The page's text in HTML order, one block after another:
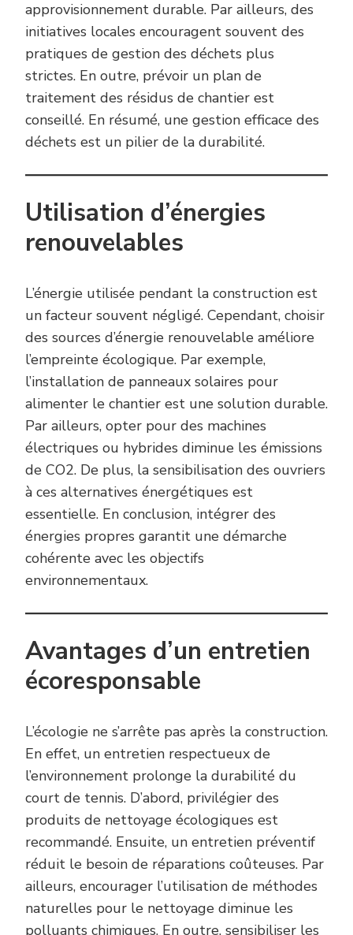
approvisionnement durable. Par ailleurs, des
initiatives locales encouragent souvent des
pratiques de gestion des déchets plus
strictes. En outre, prévoir un plan de
traitement des résidus de chantier est
conseillé. En résumé, une gestion efficace des
déchets est un pilier de la durabilité.
Utilisation d’énergies
renouvelables
L’énergie utilisée pendant la construction est
un facteur souvent négligé. Cependant, choisir
des sources d’énergie renouvelable améliore
l’empreinte écologique. Par exemple,
l’installation de panneaux solaires pour
alimenter le chantier est une solution durable.
Par ailleurs, opter pour des machines
électriques ou hybrides diminue les émissions
de CO2. De plus, la sensibilisation des ouvriers
à ces alternatives énergétiques est
essentielle. En conclusion, intégrer des
énergies propres garantit une démarche
cohérente avec les objectifs
environnementaux.
Avantages d’un entretien
écoresponsable
L’écologie ne s’arrête pas après la construction.
En effet, un entretien respectueux de
l’environnement prolonge la durabilité du
court de tennis. D’abord, privilégier des
produits de nettoyage écologiques est
recommandé. Ensuite, un entretien préventif
réduit le besoin de réparations coûteuses. Par
ailleurs, encourager l’utilisation de méthodes
naturelles pour le nettoyage diminue les
polluants chimiques. En outre, sensibiliser les